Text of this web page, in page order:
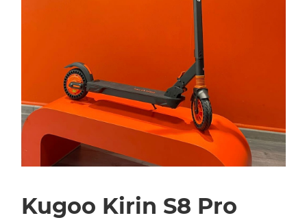
Kugoo Kirin S8 Pro